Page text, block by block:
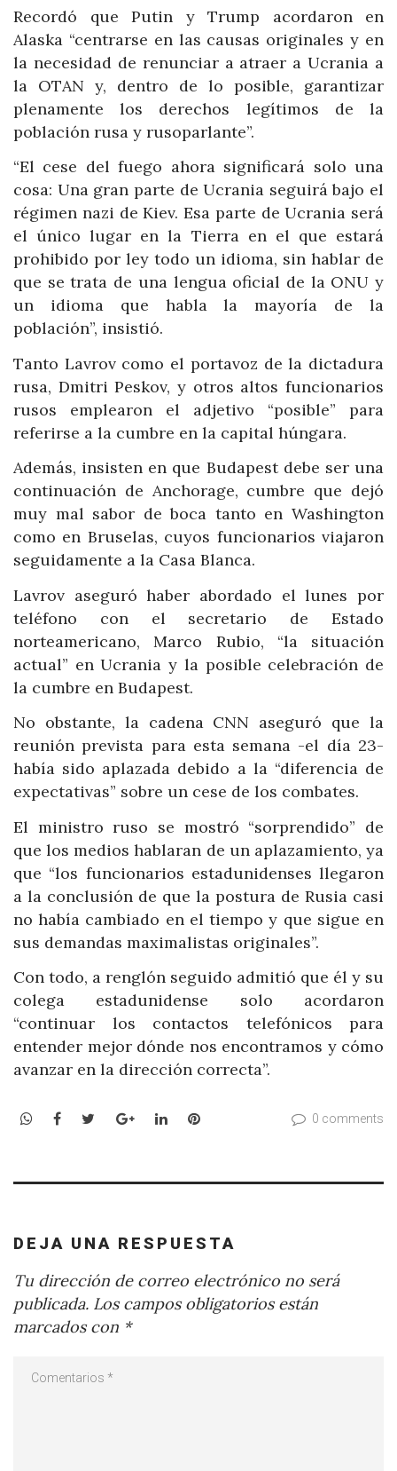
Recordó que Putin y Trump acordaron en
Alaska “centrarse en las causas originales y en
la necesidad de renunciar a atraer a Ucrania a
la OTAN y, dentro de lo posible, garantizar
plenamente los derechos legítimos de la
población rusa y rusoparlante”.
“El cese del fuego ahora significará solo una
cosa: Una gran parte de Ucrania seguirá bajo el
régimen nazi de Kiev. Esa parte de Ucrania será
el único lugar en la Tierra en el que estará
prohibido por ley todo un idioma, sin hablar de
que se trata de una lengua oficial de la ONU y
un idioma que habla la mayoría de la
población”, insistió.
Tanto Lavrov como el portavoz de la dictadura
rusa, Dmitri Peskov, y otros altos funcionarios
rusos emplearon el adjetivo “posible” para
referirse a la cumbre en la capital húngara.
Además, insisten en que Budapest debe ser una
continuación de Anchorage, cumbre que dejó
muy mal sabor de boca tanto en Washington
como en Bruselas, cuyos funcionarios viajaron
seguidamente a la Casa Blanca.
Lavrov aseguró haber abordado el lunes por
teléfono con el secretario de Estado
norteamericano, Marco Rubio, “la situación
actual” en Ucrania y la posible celebración de
la cumbre en Budapest.
No obstante, la cadena CNN aseguró que la
reunión prevista para esta semana -el día 23-
había sido aplazada debido a la “diferencia de
expectativas” sobre un cese de los combates.
El ministro ruso se mostró “sorprendido” de
que los medios hablaran de un aplazamiento, ya
que “los funcionarios estadunidenses llegaron
a la conclusión de que la postura de Rusia casi
no había cambiado en el tiempo y que sigue en
sus demandas maximalistas originales”.
Con todo, a renglón seguido admitió que él y su
colega estadunidense solo acordaron
“continuar los contactos telefónicos para
entender mejor dónde nos encontramos y cómo
avanzar en la dirección correcta”.
WhatsApp
Facebook
TwitterGoogle+LinkedInPinterest 0 comments
DEJA UNA RESPUESTA
Tu dirección de correo electrónico no será
publicada. Los campos obligatorios están
marcados con *